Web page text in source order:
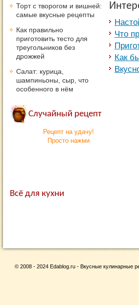
Что
Как
Торт с творогом и вишней:
самые вкусные рецепты
Как правильно
приготовить тесто для
треугольников без
дрожжей
Салат: курица,
шампиньоны, сыр, что
особенного в нём
Случайный рецепт
Рецепт на удачу!
Просто нажми
Всё для кухни
© 2008 - 2024 Edablog.ru - Вкусные кулинарные